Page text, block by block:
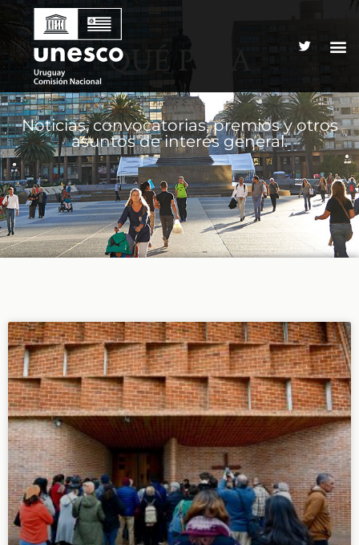
QUÉ PASA
Noticias, convocatorias, premios y otros
asuntos de interés general.